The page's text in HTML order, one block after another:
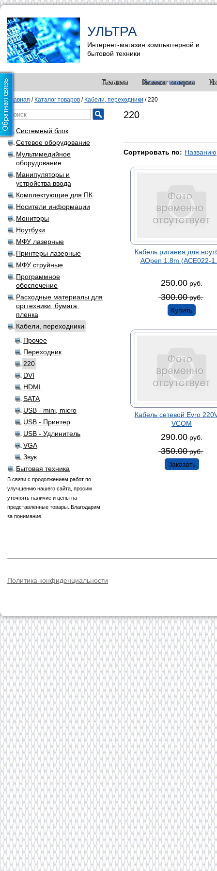
УЛЬТРА
Интернет-магазин компьютерной и
бытовой техники
Главная Каталог товаров
Главная / Каталог товаров / Кабели, переходники / 220
Системный блок
Сетевое оборудование
Мультимедийное
оборудование
Манипуляторы и
устройства ввода
Комплектующие для ПК
Носители информации
Мониторы
Ноутбуки
МФУ лазерные
Принтеры лазерные
МФУ струйные
Программное
обеспечение
Расходные материалы для
оргтехники, бумага,
пленка
Кабели, переходники
Прочее
Переходник
220
DVI
HDMI
SATA
USB - mini, micro
USB - Принтер
USB - Удлинитель
VGA
Звук
Бытовая техника
В связи с продолжением работ по
улучшению нашего сайта, просим
уточнять наличие и цены на
представленные товары. Благодарим
за понимание.
220
Сортировать по: Названию
Кабель ритания для
AOpen 1.8m (ACE022-
250.00 руб.
300.00 руб.
Купить
Кабель сетевой Evro
VCOM
290.00 руб.
350.00 руб.
Заказать
Политика конфиденциальности